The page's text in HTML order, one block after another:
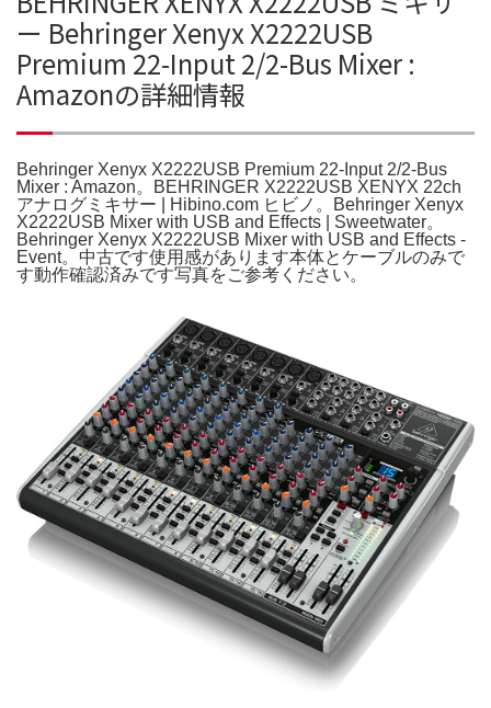
ー Behringer Xenyx X2222USB
Premium 22-Input 2/2-Bus Mixer :
Amazonの詳細情報
Behringer Xenyx X2222USB Premium 22-Input 2/2-Bus
Mixer : Amazon。BEHRINGER X2222USB XENYX 22ch
アナログミキサー | Hibino.com ヒビノ。Behringer Xenyx
X2222USB Mixer with USB and Effects | Sweetwater。
Behringer Xenyx X2222USB Mixer with USB and Effects -
Event。中古です使用感があります本体とケーブルのみで
す動作確認済みです写真をご参考ください。